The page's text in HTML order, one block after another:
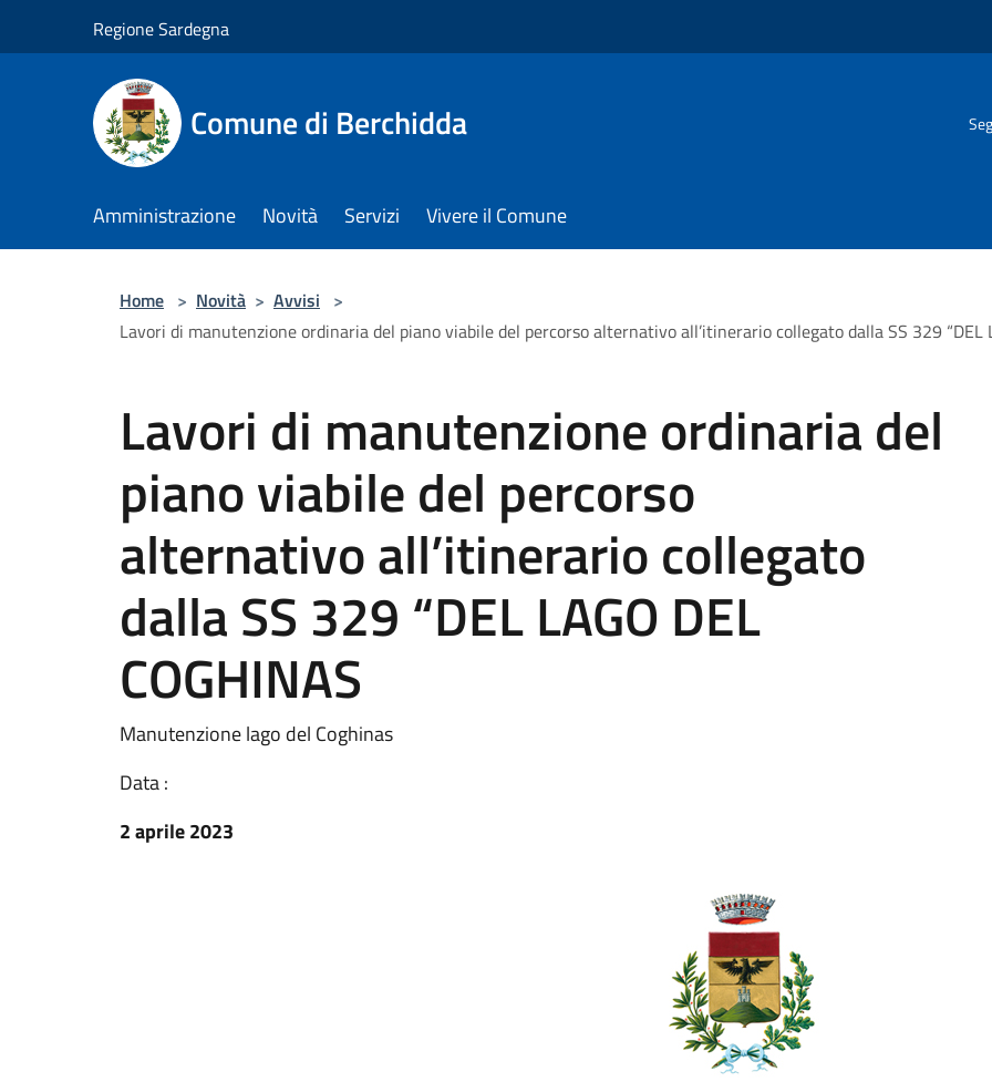
Regione Sardegna
Comune di Berchidda
Amministrazione Novità Servizi Vivere il Comune
Home > Novità > Avvisi >
Lavori di manutenzione ordinaria del piano viabile del percorso alternativo all’itinerario collegato dalla SS 329 “DEL
Lavori di manutenzione ordinaria del
piano viabile del percorso
alternativo all’itinerario collegato
dalla SS 329 “DEL LAGO DEL
COGHINAS
Manutenzione lago del Coghinas
Data :
2 aprile 2023